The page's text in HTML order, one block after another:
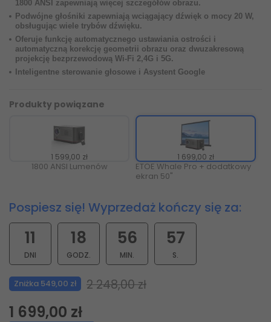
1800 ANSI zapewniają więcej szczegółów obrazu.
Podwójne głośniki zapewniają wciągający dźwięk o mocy 20 W,
obsługując wiele trybów dźwięku.
Oferuje funkcję automatycznego ustawiania ostrości i
automatyczną korekcję geometrii obrazu oraz dwuzakresową
projekcję bezprzewodową Wi-Fi 2,4G i 5G.
Inteligentne sterowanie głosowe i Asystent Google
Produkty powiązane
1 599,00 zł
1800 ANSI Lumenów
1 699,00 zł
ETOE Whale Pro + dodatkowy
ekran 50"
Pospiesz się! Wyprzedaż kończy się za:
11
DNI
18
GODZ.
56
MIN.
56
S.
Zniżka 549,00 zł 2 248,00 zł
1 699,00 zł